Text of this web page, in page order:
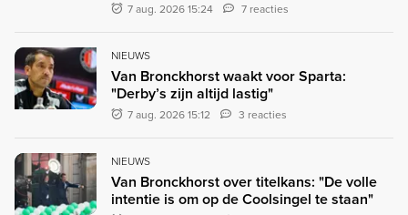
7 aug. 2026 15:24 7 reacties
NIEUWS
Van Bronckhorst waakt voor Sparta:
"Derby’s zijn altijd lastig"
7 aug. 2026 15:12 3 reacties
NIEUWS
Van Bronckhorst over titelkans: "De volle
intentie is om op de Coolsingel te staan"